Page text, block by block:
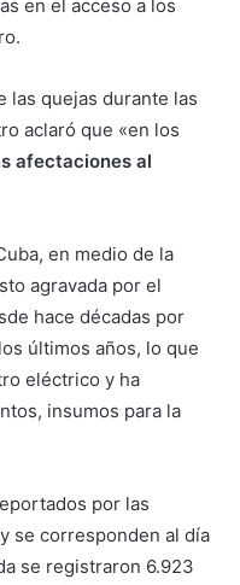
en el acceso a los
las quejas durante las
aclaró que «en los
afectaciones al
en medio de la
agravada por el
hace décadas por
últimos años, lo que
eléctrico y ha
insumos para la
por las
se corresponden al día
se registraron 6.923